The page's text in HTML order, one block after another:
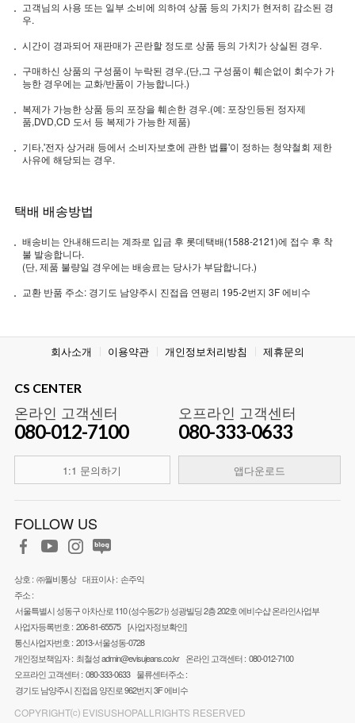
고객님의 사용 또는 일부 소비에 의하여 상품 등의 가치가 현저히 감소된 경
우.
시간이 경과되어 재판매가 곤란할 정도로 상품 등의 가치가 상실된 경우.
구매하신 상품의 구성품이 누락된 경우.(단,그 구성품이 훼손없이 회수가 가
능한 경우에는 교화/반품이 가능합니다.)
복제가 가능한 상품 등의 포장을 훼손한 경우.(예: 포장인등된 정자제
품,DVD,CD 도서 등 복제가 가능한 제품)
기타,'전자 상거래 등에서 소비자보호에 관한 법률'이 정하는 청약철회 제한
사유에 해당되는 경우.
택배 배송방법
배송비는 안내해드리는 계좌로 입금 후 롯데택배(1588-2121)에 접수 후 착
불 발송합니다.
(단, 제품 불량일 경우에는 배송료는 당사가 부담합니다.)
교환 반품 주소: 경기도 남양주시 진접읍 연평리 195-2번지 3F 에비수
회사소개 이용약관 개인정보처리방침 제휴문의
CS CENTER
온라인 고객센터
080-012-7100
1:1 문의하기
오프라인 고객센터
080-333-0633
앱다운로드
FOLLOW US
상호 : ㈜월비통상 대표이사 : 손주익
주소 :
서울특별시 성동구 아차산로 110 (성수동2가) 성광빌딩 2층 202호 에비수샵 온라인사업부
사업자등록번호 : 206-81-65575 [사업자정보확인]
통신사업자번호 : 2013-서울성동-0728
개인정보책임자 : 최철성admin@evisujeans.co.kr 온라인 고객센터 : 080-012-7100
오프라인 고객센터 : 080-333-0633 물류센터주소 :
경기도 남양주시 진접읍 양진로 962번지 3F 에비수
COPYRIGHT⒞ EVISUSHOPALLRIGHTS RESERVED